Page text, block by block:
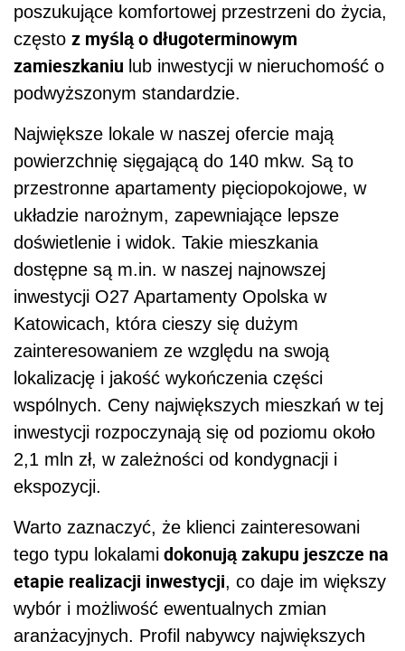
poszukujące komfortowej przestrzeni do życia,
często z myślą o długoterminowym
zamieszkaniu lub inwestycji w nieruchomość o
podwyższonym standardzie.
Największe lokale w naszej ofercie mają
powierzchnię sięgającą do 140 mkw. Są to
przestronne apartamenty pięciopokojowe, w
układzie narożnym, zapewniające lepsze
doświetlenie i widok. Takie mieszkania
dostępne są m.in. w naszej najnowszej
inwestycji O27 Apartamenty Opolska w
Katowicach, która cieszy się dużym
zainteresowaniem ze względu na swoją
lokalizację i jakość wykończenia części
wspólnych. Ceny największych mieszkań w tej
inwestycji rozpoczynają się od poziomu około
2,1 mln zł, w zależności od kondygnacji i
ekspozycji.
Warto zaznaczyć, że klienci zainteresowani
tego typu lokalami dokonują zakupu jeszcze na
etapie realizacji inwestycji, co daje im większy
wybór i możliwość ewentualnych zmian
aranżacyjnych. Profil nabywcy największych